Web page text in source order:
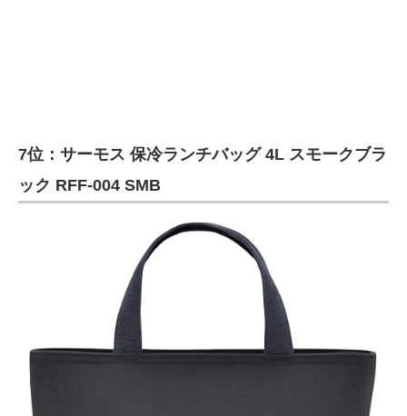
7位：サーモス 保冷ランチバッグ 4L スモークブラ
ック RFF-004 SMB